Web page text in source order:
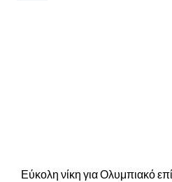
Εύκολη νίκη για Ολυμπιακό